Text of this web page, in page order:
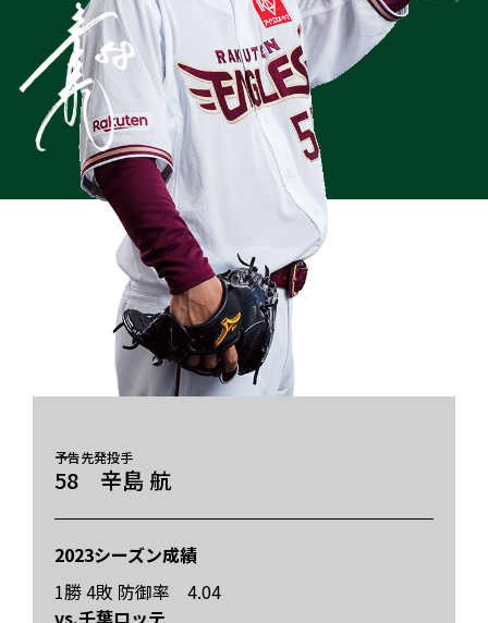
予告先発投手
58 辛島 航
2023シーズン成績
1勝 4敗 防御率 4.04
vs.千葉ロッテ